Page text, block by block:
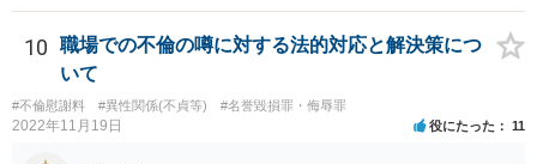
す）に基づいて 提案されるもので、応じない場合提示案より上がった
り下がったりはありえます。 例えば、原告としては判決だともっと下
がるかもしれないから応じておくか、とか 被告としては判決でもっと
払うことになるリスクを考えたら和解に応じるか、とか考えさせるよ
うな案が出てきます。
10
職場での不倫の噂に対する法的対応と解決策につ
いて
#不倫慰謝料 #異性関係(不貞等) #名誉毀損罪・侮辱罪
2022年11月19日 役にたった 11